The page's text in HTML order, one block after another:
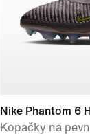
Nike Phantom 6
Kopačky na